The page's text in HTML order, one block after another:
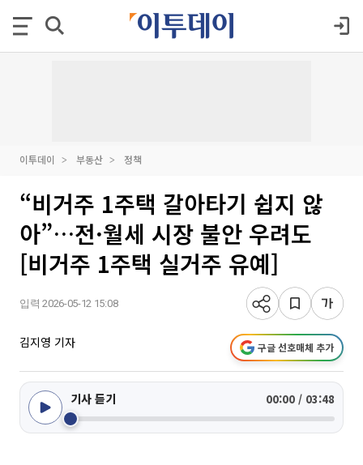
이투데이 부동산 정책
“비거주 1주택 갈아타기 쉽지 않
아”…전·월세 시장 불안 우려도
[비거주 1주택 실거주 유예]
입력 2026-05-12 15:08
김지영 기자 구글 선호매체 추가
기사 듣기 00:00 / 03:48